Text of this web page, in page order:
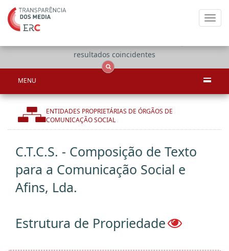
resultados coincidentes
MENU
ENTIDADES PROPRIETÁRIAS DE ÓRGÃOS DE
COMUNICAÇÃO SOCIAL
C.T.C.S. - Composição de Texto
para a Comunicação Social e
Afins, Lda.
Estrutura de Propriedade